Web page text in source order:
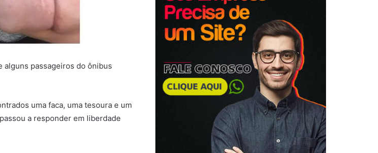
passageiros do ônibus
uma faca, uma tesoura e um
a responder em liberdade